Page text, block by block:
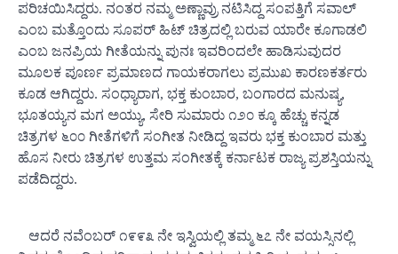
ಪರಿಚಯಿಸಿದ್ದರು. ನಂತರ ನಮ್ಮ ಅಣ್ಣಾವ್ರು ನಟಿಸಿದ್ದ ಸಂಪತ್ತಿಗೆ ಸವಾಲ್
ಎಂಬ ಮತ್ತೊಂದು ಸೂಪರ್ ಹಿಟ್ ಚಿತ್ರದಲ್ಲಿ ಬರುವ ಯಾರೇ ಕೂಗಾಡಲಿ
ಎಂಬ ಜನಪ್ರಿಯ ಗೀತೆಯನ್ನು ಪುನಃ ಇವರಿಂದಲೇ ಹಾಡಿಸುವುದರ
ಮೂಲಕ ಪೂರ್ಣ ಪ್ರಮಾಣದ ಗಾಯಕರಾಗಲು ಪ್ರಮುಖ ಕಾರಣಕರ್ತರು
ಕೂಡ ಆಗಿದ್ದರು. ಸಂಧ್ಯಾರಾಗ, ಭಕ್ತ ಕುಂಬಾರ, ಬಂಗಾರದ ಮನುಷ್ಯ,
ಭೂತಯ್ಯನ ಮಗ ಅಯ್ಯು, ಸೇರಿ ಸುಮಾರು ೧೨೦ ಕ್ಕೂ ಹೆಚ್ಚು ಕನ್ನಡ
ಚಿತ್ರಗಳ ೬೦೦ ಗೀತೆಗಳಿಗೆ ಸಂಗೀತ ನೀಡಿದ್ದ ಇವರು ಭಕ್ತ ಕುಂಬಾರ ಮತ್ತು
ಹೊಸ ನೀರು ಚಿತ್ರಗಳ ಉತ್ತಮ ಸಂಗೀತಕ್ಕೆ ಕರ್ನಾಟಕ ರಾಜ್ಯ ಪ್ರಶಸ್ತಿಯನ್ನು
ಪಡೆದಿದ್ದರು.
ಆದರೆ ನವೆಂಬರ್ ೧೯೯೩ ನೇ ಇಸ್ವಿಯಲ್ಲಿ ತಮ್ಮ ೬೭ ನೇ ವಯಸ್ಸಿನಲ್ಲಿ